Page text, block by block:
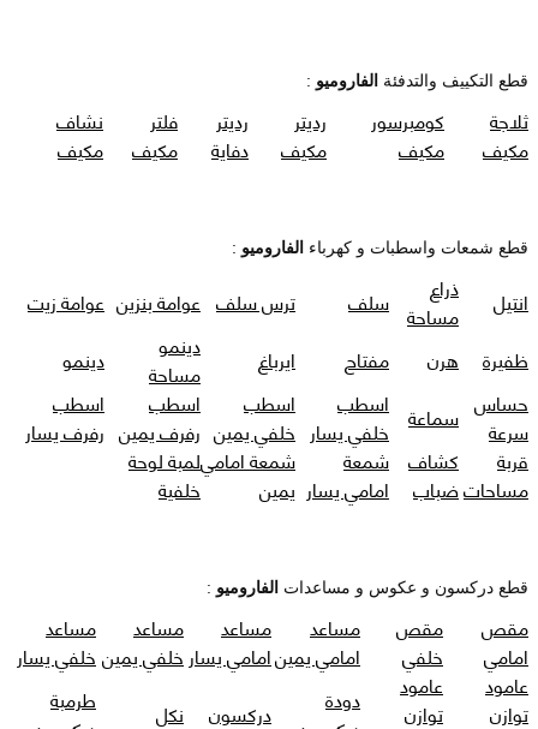
قطع التكييف والتدفئة الفاروميو :
ثلاجة
مكيف
كومبرسور
مكيف
رديتر
مكيف
رديتر
دفاية
فلتر
مكيف
نشاف
مكيف
قطع شمعات واسطبات و كهرباء الفاروميو :
انتيل
ذراع
مساحة سلف ترس سلف عوامة بنزين عوامة زيت
ظفيرة
هرن مفتاح ايرباغ
دينمو
مساحة
دينمو
حساس
سرعة
سماعة اسطب
خلفي يسار
اسطب
خلفي يمين
اسطب
رفرف يمين
اسطب
رفرف يسار
قربة
مساحات
كشاف
ضباب
شمعة
امامي يسار
شمعة امامي
يمين
لمبة لوحة
خلفية
قطع دركسون و عكوس و مساعدات الفاروميو :
مقص
امامي
مقص
خلفي
مساعد
امامي يمين
مساعد
امامي يسار
مساعد
خلفي يمين
مساعد
خلفي يسار
عامود
توازن
عامود
توازن
دودة
دركسون نكل
طرمبة